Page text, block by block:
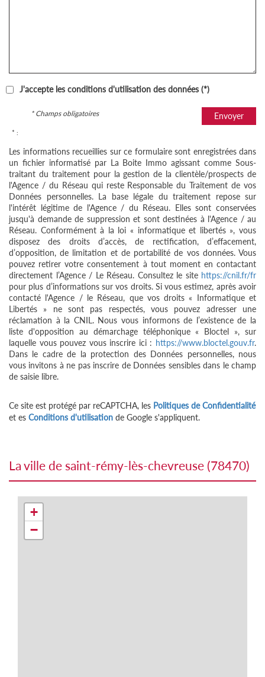
J'accepte les conditions d'utilisation des données (*)
Envoyer
* Champs obligatoires
* :
Les informations recueillies sur ce formulaire sont enregistrées dans
un fichier informatisé par La Boite Immo agissant comme Sous-
traitant du traitement pour la gestion de la clientèle/prospects de
l'Agence / du Réseau qui reste Responsable du Traitement de vos
Données personnelles. La base légale du traitement repose sur
l'intérêt légitime de l'Agence / du Réseau. Elles sont conservées
jusqu'à demande de suppression et sont destinées à l'Agence / au
Réseau. Conformément à la loi « informatique et libertés », vous
disposez des droits d’accès, de rectification, d’effacement,
d’opposition, de limitation et de portabilité de vos données. Vous
pouvez retirer votre consentement à tout moment en contactant
directement l’Agence / Le Réseau. Consultez le site https://cnil.fr/fr
pour plus d’informations sur vos droits. Si vous estimez, après avoir
contacté l'Agence / le Réseau, que vos droits « Informatique et
Libertés » ne sont pas respectés, vous pouvez adresser une
réclamation à la CNIL. Nous vous informons de l’existence de la
liste d'opposition au démarchage téléphonique « Bloctel », sur
laquelle vous pouvez vous inscrire ici : https://www.bloctel.gouv.fr.
Dans le cadre de la protection des Données personnelles, nous
vous invitons à ne pas inscrire de Données sensibles dans le champ
de saisie libre.
Ce site est protégé par reCAPTCHA, les Politiques de Confidentialité
et es Conditions d'utilisation de Google s'appliquent.
la ville de saint-rémy-lès-chevreuse (78470)
+
−